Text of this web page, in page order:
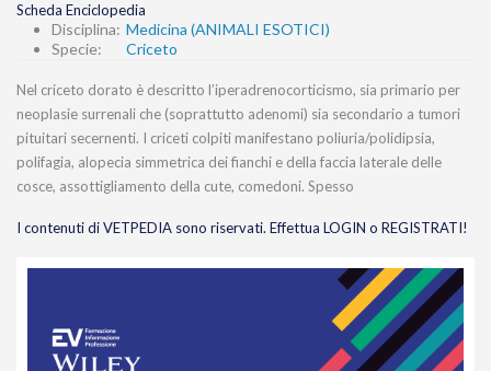
Scheda Enciclopedia
Disciplina: Medicina (ANIMALI ESOTICI)
Specie:
Criceto
Nel criceto dorato è descritto l’iperadrenocorticismo, sia primario per
neoplasie surrenali che (soprattutto adenomi) sia secondario a tumori
pituitari secernenti. I criceti colpiti manifestano poliuria/polidipsia,
polifagia, alopecia simmetrica dei fianchi e della faccia laterale delle
cosce, assottigliamento della cute, comedoni. Spesso
I contenuti di VETPEDIA sono riservati. Effettua LOGIN o REGISTRATI!